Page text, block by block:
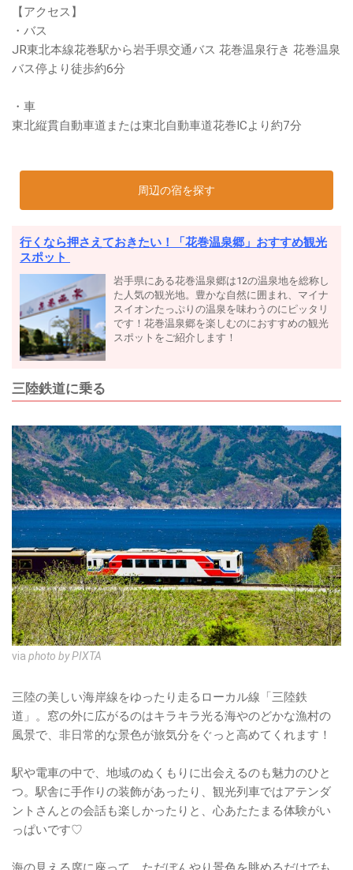
【アクセス】
・バス
JR東北本線花巻駅から岩手県交通バス 花巻温泉行き 花巻温泉
バス停より徒歩約6分
・車
東北縦貫自動車道または東北自動車道花巻ICより約7分
周辺の宿を探す
行くなら押さえておきたい！「花巻温泉郷」おすすめ観光
スポット
岩手県にある花巻温泉郷は12の温泉地を総称し
た人気の観光地。豊かな自然に囲まれ、マイナ
スイオンたっぷりの温泉を味わうのにピッタリ
です！花巻温泉郷を楽しむのにおすすめの観光
スポットをご紹介します！
三陸鉄道に乗る
via photo by PIXTA
三陸の美しい海岸線をゆったり走るローカル線「三陸鉄
道」。窓の外に広がるのはキラキラ光る海やのどかな漁村の
風景で、非日常的な景色が旅気分をぐっと高めてくれます！
駅や電車の中で、地域のぬくもりに出会えるのも魅力のひと
つ。駅舎に手作りの装飾があったり、観光列車ではアテンダ
ントさんとの会話も楽しかったりと、心あたたまる体験がい
っぱいです♡